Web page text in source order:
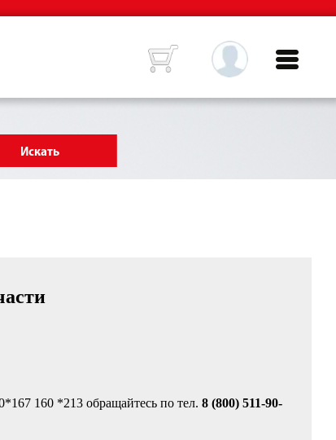
160 *213 обращайтесь по тел. 8 (800) 511-90-